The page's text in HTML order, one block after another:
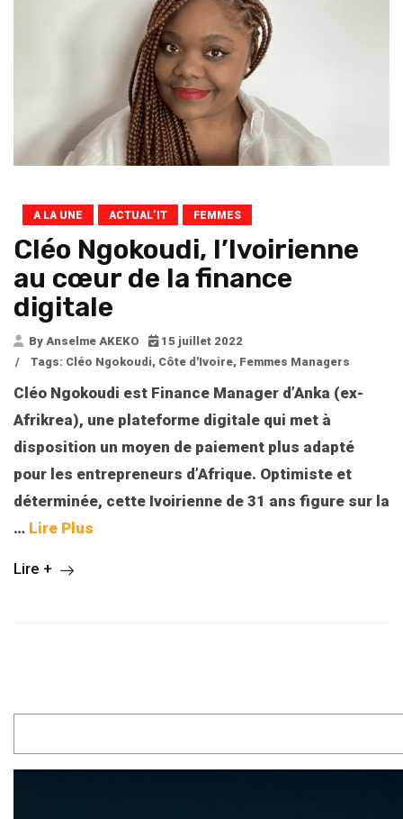
A LA UNE ACTUAL’IT FEMMES
Cléo Ngokoudi, l’Ivoirienne
au cœur de la finance
digitale
By Anselme AKEKO
15 juillet 2022
/
Tags: Cléo Ngokoudi, Côte d'Ivoire, Femmes Managers
Cléo Ngokoudi est Finance Manager d’Anka (ex-
Afrikrea), une plateforme digitale qui met à
disposition un moyen de paiement plus adapté
pour les entrepreneurs d’Afrique. Optimiste et
déterminée, cette Ivoirienne de 31 ans figure sur la
… Lire Plus
Lire +